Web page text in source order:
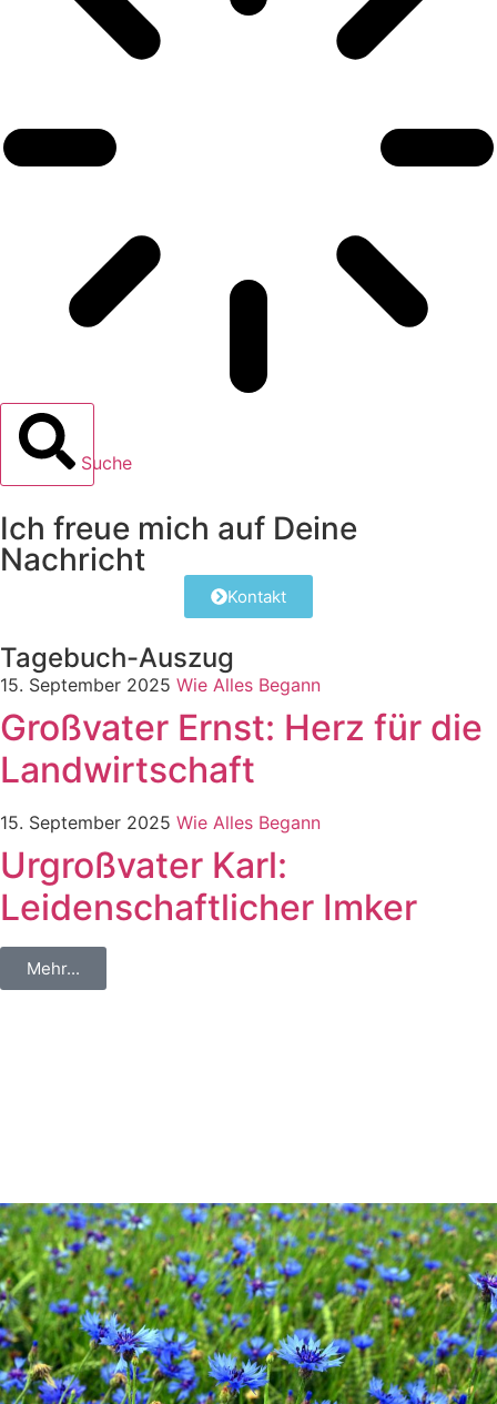
Suche
Ich freue mich auf Deine
Nachricht
Kontakt
Tagebuch-Auszug
15. September 2025 Wie Alles Begann
Großvater Ernst: Herz für die
Landwirtschaft
15. September 2025 Wie Alles Begann
Urgroßvater Karl:
Leidenschaftlicher Imker
Mehr...